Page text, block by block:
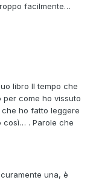
facilmente…
libro Il tempo che
come ho vissuto
ho fatto leggere
così… . Parole che
una, è